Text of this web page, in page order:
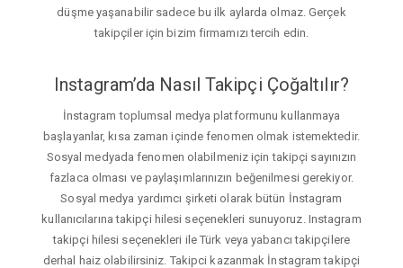
düşme yaşanabilir sadece bu ilk aylarda olmaz. Gerçek
takipçiler için bizim firmamızı tercih edin.
Instagram’da Nasıl Takipçi Çoğaltılır?
İnstagram toplumsal medya platformunu kullanmaya
başlayanlar, kısa zaman içinde fenomen olmak istemektedir.
Sosyal medyada fenomen olabilmeniz için takipçi sayınızın
fazlaca olması ve paylaşımlarınızın beğenilmesi gerekiyor.
Sosyal medya yardımcı şirketi olarak bütün İnstagram
kullanıcılarına takipçi hilesi seçenekleri sunuyoruz. Instagram
takipçi hilesi seçenekleri ile Türk veya yabancı takipçilere
derhal haiz olabilirsiniz. Takipci kazanmak İnstagram takipçi